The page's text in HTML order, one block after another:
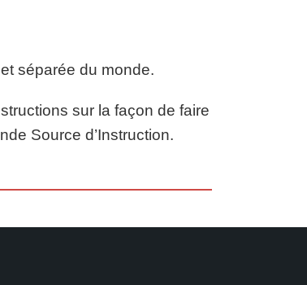
séparée du monde.
sur la façon de faire
Source d’Instruction.